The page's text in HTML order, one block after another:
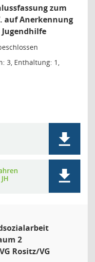
zum
auf Anerkennung
3, Enthaltung: 1,
2
Rositz/VG